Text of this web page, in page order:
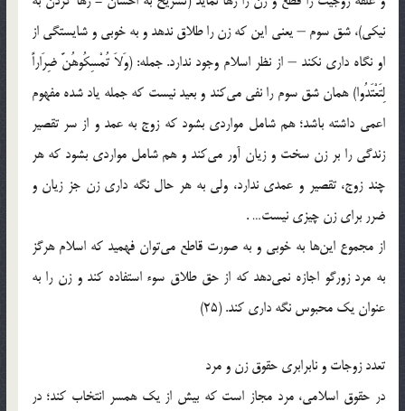
نیکی)، شق سوم – یعنی این که زن را طلاق ندهد و به خوبی و شایستگی از
او نگاه داری نکند – از نظر اسلام وجود ندارد. جمله: (وَلاَ تُمْسِكُوهُنَّ ضِرَاراً
لِتَعْتَدُوا) همان شق سوم را نفی می‌کند و بعید نیست که جمله یاد شده مفهوم
اعمی داشته باشد؛ هم شامل مواردی بشود که زوج به عمد و از سر تقصیر
زندگی را بر زن سخت و زیان آور می‌کند و هم شامل مواردی بشود که هر
چند زوج، تقصیر و عمدی ندارد، ولی به هر حال نگه داری زن جز زیان و
ضرر برای زن چیزی نیست… .
از مجموع این‌ها به خوبی و به صورت قاطع می‌توان فهمید که اسلام هرگز
به مرد زورگو اجازه نمی‌دهد که از حق طلاق سوء استفاده کند و زن را به
عنوان یک محبوس نگه داری کند. (25)
تعدد زوجات و نابرابری حقوق زن و مرد
در حقوق اسلامی، مرد مجاز است که بیش از یک همسر انتخاب کند؛ در